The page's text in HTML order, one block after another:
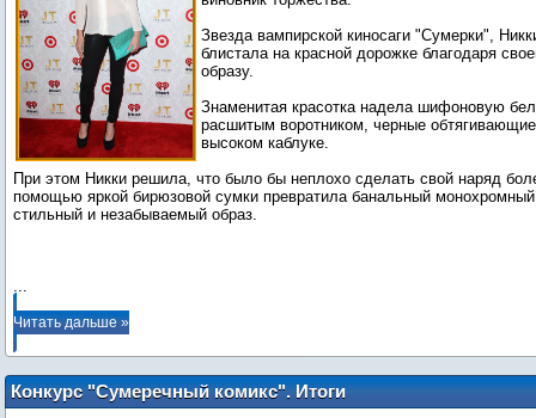
Звезда вампирской киносаги "Сумерки",
блистала на красной дорожке благодаря
образу.
Знаменитая красотка надела шифоновую
расшитым воротником, черные
высоком каблуке.
При этом Никки решила, что было бы неплохо сделать свой наряд
помощью яркой бирюзовой сумки превратила банальный
стильный и незабываемый образ.
...
Читать дальше »
Конкурс "Сумеречный комикс". Итоги